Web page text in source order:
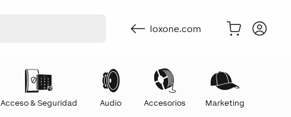
loxone.com
Acceso & Seguridad Audio Accesorios Marketing